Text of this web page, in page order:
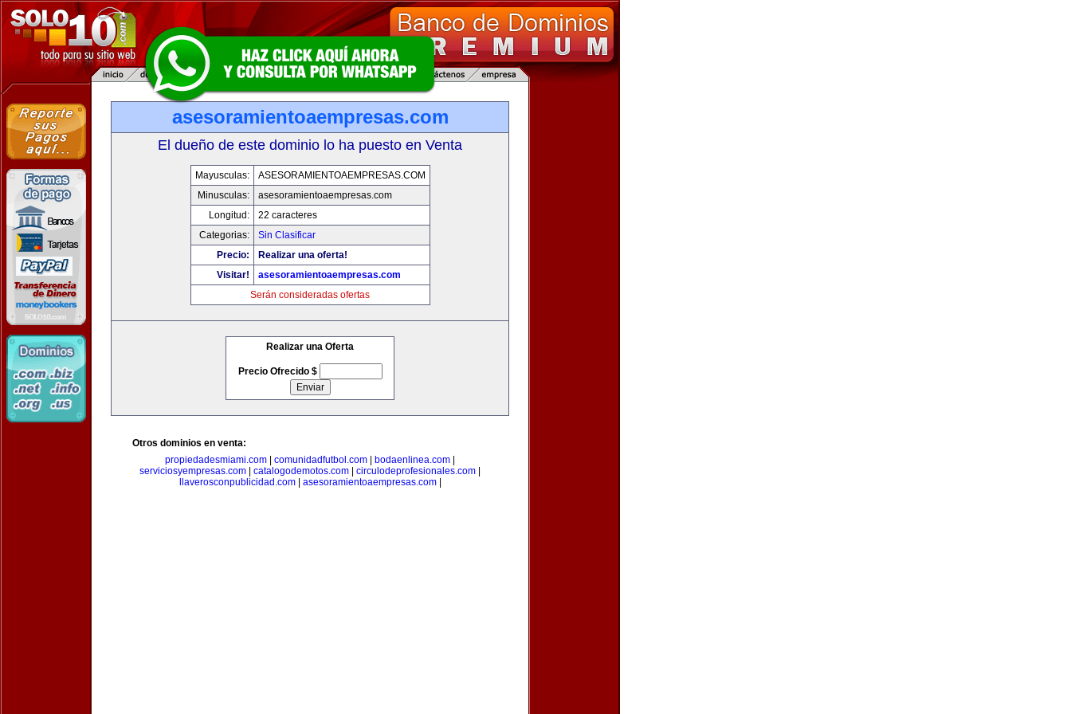
asesoramientoaempresas.com
El dueño de este dominio lo ha puesto en Venta
Mayusculas:
ASESORAMIENTOAEMPRESAS.COM
Minusculas:
asesoramientoaempresas.com
Longitud:
22 caracteres
Categorias:
Sin Clasificar
Precio:
Realizar una oferta!
Visitar!
asesoramientoaempresas.com
Serán consideradas ofertas
Realizar una Oferta
Precio Ofrecido $
Otros dominios en venta:
propiedadesmiami.com
comunidadfutbol.com bodaenlinea.com
serviciosyempresas.com
catalogodemotos.com circulodeprofesionales.com
llaverosconpublicidad.com| asesoramientoaempresas.com|